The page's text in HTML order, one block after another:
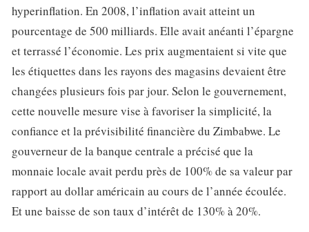
hyperinflation. En 2008, l’inflation avait atteint un
pourcentage de 500 milliards. Elle avait anéanti l’épargne
et terrassé l’économie. Les prix augmentaient si vite que
les étiquettes dans les rayons des magasins devaient être
changées plusieurs fois par jour. Selon le gouvernement,
cette nouvelle mesure vise à favoriser la simplicité, la
confiance et la prévisibilité financière du Zimbabwe. Le
gouverneur de la banque centrale a précisé que la
monnaie locale avait perdu près de 100% de sa valeur par
rapport au dollar américain au cours de l’année écoulée.
Et une baisse de son taux d’intérêt de 130% à 20%.